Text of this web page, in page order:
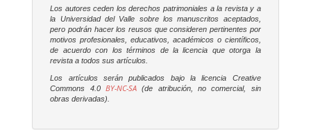
Los autores ceden los derechos patrimoniales a la revista y a
la Universidad del Valle sobre los manuscritos aceptados,
pero podrán hacer los reusos que consideren pertinentes por
motivos profesionales, educativos, académicos o científicos,
de acuerdo con los términos de la licencia que otorga la
revista a todos sus artículos.
Los artículos serán publicados bajo la licencia Creative
Commons 4.0BY-NC-SA(de atribución, no comercial, sin
obras derivadas).